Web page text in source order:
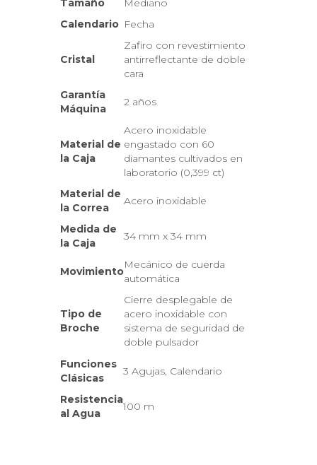
moderna.Tamaño
Mediano
Calendario Fecha
Cristal
Zafiro con revestimiento
antirreflectante de doble
cara
Garantía
Máquina
2 años
Material de
la Caja
Acero inoxidable
engastado con 60
diamantes cultivados en
laboratorio (0,399 ct)
Material de
la Correa
Acero inoxidable
Medida de
la Caja
34 mm x 34 mm
Movimiento
Mecánico de cuerda
automática
Tipo de
Broche
Cierre desplegable de
acero inoxidable con
sistema de seguridad de
doble pulsador
Funciones
Clásicas
3 Agujas, Calendario
Resistencia
al Agua
100 m